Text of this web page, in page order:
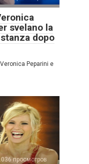
svelano la
dopo
Peparini e
просмотров